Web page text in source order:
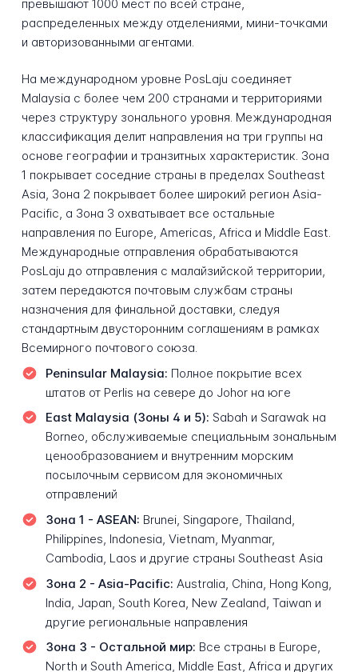
превышают 1000 мест по всей стране,
распределенных между отделениями, мини-точками
и авторизованными агентами.
На международном уровне PosLaju соединяет
Malaysia с более чем 200 странами и территориями
через структуру зонального уровня. Международная
классификация делит направления на три группы на
основе географии и транзитных характеристик. Зона
1 покрывает соседние страны в пределах Southeast
Asia, Зона 2 покрывает более широкий регион Asia-
Pacific, а Зона 3 охватывает все остальные
направления по Europe, Americas, Africa и Middle East.
Международные отправления обрабатываются
PosLaju до отправления с малайзийской территории,
затем передаются почтовым службам страны
назначения для финальной доставки, следуя
стандартным двусторонним соглашениям в рамках
Всемирного почтового союза.
Peninsular Malaysia: Полное покрытие всех
штатов от Perlis на севере до Johor на юге
East Malaysia (Зоны 4 и 5): Sabah и Sarawak на
Borneo, обслуживаемые специальным зональным
ценообразованием и внутренним морским
посылочным сервисом для экономичных
отправлений
Зона 1 - ASEAN: Brunei, Singapore, Thailand,
Philippines, Indonesia, Vietnam, Myanmar,
Cambodia, Laos и другие страны Southeast Asia
Зона 2 - Asia-Pacific: Australia, China, Hong Kong,
India, Japan, South Korea, New Zealand, Taiwan и
другие региональные направления
Зона 3 - Остальной мир: Все страны в Europe,
North и South America, Middle East, Africa и других